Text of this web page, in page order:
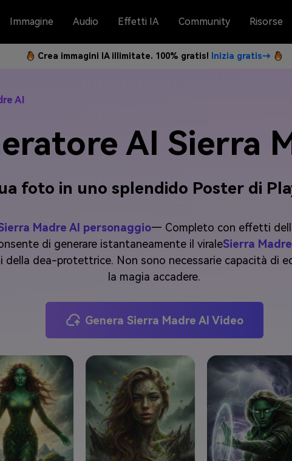
Immagine Audio Effetti IA Community Risorse
Crea immagini IA illimitate. 100% gratis! Inizia gratis→
AI
AI Sierra
foto in uno splendido Poster di
Madre AI personaggio— Completo con effetti
di generare istantaneamente il viraleSierra
della dea-protettrice. Non sono necessarie capacità di
la magia accadere.
Genera Sierra Madre AI Video